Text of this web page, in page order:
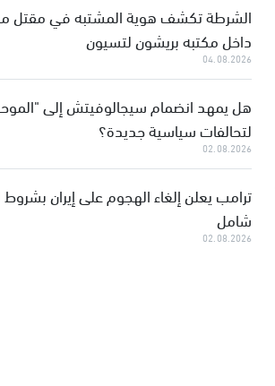
الشرطة تكشف هوية المشتبه في مقتل
داخل مكتبه بريشون لتسيون
04.08.2026
هل يمهد انضمام سيجالوفيتش إلى
لتحالفات سياسية جديدة؟
02.08.2026
ترامب يعلن إلغاء الهجوم على إيران بشروط
شامل
02.08.2026